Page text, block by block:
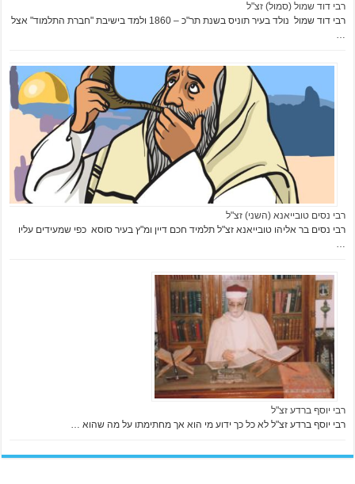
רבי דוד שמול (סמול) זצ"ל
רבי דוד שמול נולד בעיר תוניס בשנת תר"כ – 1860 ולמד בישיבת "חברת התלמוד" אצל
…
רבי נסים טובייאנא (השני) זצ"ל
רבי נסים בר אליהו טובייאנא זצ"ל תלמיד חכם דיין ומ"ץ בעיר סוסא כפי שמעידים עליו
רבי יוסף ברדע זצ"ל
רבי יוסף ברדע זצ"ל לא כל כך ידוע מי הוא אך מחתימתו על מה שהוא …